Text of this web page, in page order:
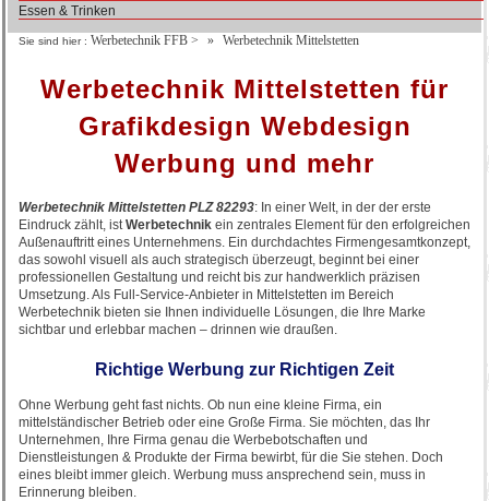
Essen & Trinken
Sie sind hier : Werbetechnik FFB > Werbetechnik Mittelstetten
Werbetechnik Mittelstetten für
Grafikdesign Webdesign
Werbung und mehr
Werbetechnik Mittelstetten PLZ 82293: In einer Welt, in der der erste
Eindruck zählt, istWerbetechnik ein zentrales Element für den erfolgreichen
Außenauftritt eines Unternehmens. Ein durchdachtes Firmengesamtkonzept,
das sowohl visuell als auch strategisch überzeugt, beginnt bei einer
professionellen Gestaltung und reicht bis zur handwerklich präzisen
Umsetzung. Als Full-Service-Anbieter in Mittelstetten im Bereich
Werbetechnik bieten sie Ihnen individuelle Lösungen, die Ihre Marke
sichtbar und erlebbar machen – drinnen wie draußen.
Richtige Werbung zur Richtigen Zeit
Ohne Werbung geht fast nichts. Ob nun eine kleine Firma, ein
mittelständischer Betrieb oder eine Große Firma. Sie möchten, das Ihr
Unternehmen, Ihre Firma genau die Werbebotschaften und
Dienstleistungen & Produkte der Firma bewirbt, für die Sie stehen. Doch
eines bleibt immer gleich. Werbung muss ansprechend sein, muss in
Erinnerung bleiben.